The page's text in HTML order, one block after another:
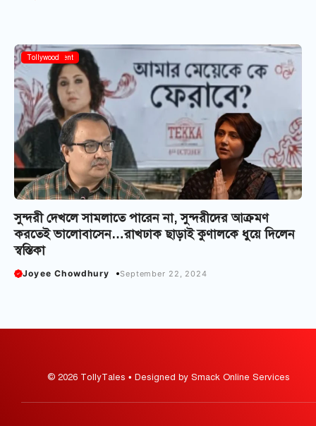
Entertainment
Tollywood
সুন্দরী দেখলে সামলাতে পারেন না, সুন্দরীদের আক্রমণ
করতেই ভালোবাসেন…রাখঢাক ছাড়াই কুণালকে ধুয়ে দিলেন
স্বস্তিকা
Joyee Chowdhury September 22, 2024
© 2026 TollyTales • Designed by Smack Online Services